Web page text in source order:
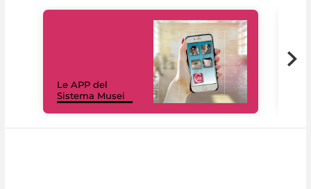
Le APP del
Sistema Musei